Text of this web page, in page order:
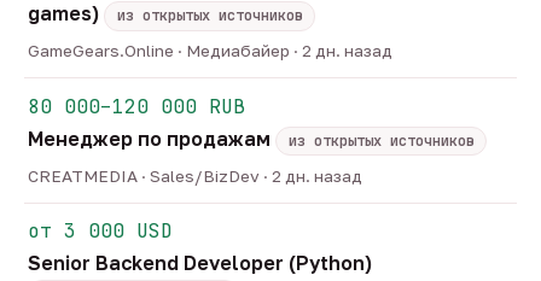
games)
из открытых источников
GameGears.Online · Медиабайер · 2 дн. назад
80 000–120 000 RUB
Менеджер по продажам
из открытых источников
CREATMEDIA · Sales/BizDev · 2 дн. назад
от 3 000 USD
Senior Backend Developer (Python)